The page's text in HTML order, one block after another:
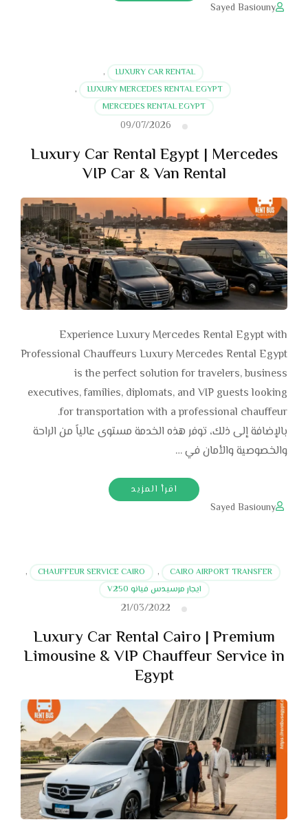
Sayed Basiouny
LUXURY CAR RENTAL
,
LUXURY MERCEDES RENTAL EGYPT
,
MERCEDES RENTAL EGYPT
09/07/2026
Luxury Car Rental Egypt | Mercedes
VIP Car & Van Rental
Experience Luxury Mercedes Rental Egypt with
Professional Chauffeurs Luxury Mercedes Rental Egypt
is the perfect solution for travelers, business
executives, families, diplomats, and VIP guests looking
for transportation with a professional chauffeur.
بالإضافة إلى ذلك، توفر هذه الخدمة مستوى عالياً من الراحة
والخصوصية والأمان في …
اقرأ المزيد
Sayed Basiouny
CAIRO AIRPORT TRANSFER
,
CHAUFFEUR SERVICE CAIRO
,
ايجار مرسيدس فيانو V250
21/03/2022
Luxury Car Rental Cairo | Premium
Limousine & VIP Chauffeur Service in
Egypt